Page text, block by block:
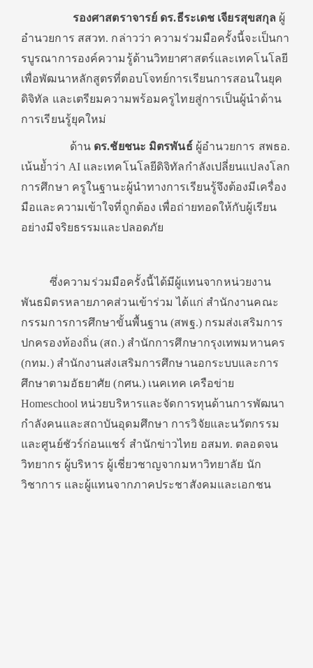
รองศาสตราจารย์ ดร.ธีระเดช เจียรสุขสกุล ผู้
อำนวยการ สสวท. กล่าวว่า ความร่วมมือครั้งนี้จะเป็นกา
รบูรณาการองค์ความรู้ด้านวิทยาศาสตร์และเทคโนโลยี
เพื่อพัฒนาหลักสูตรที่ตอบโจทย์การเรียนการสอนในยุค
ดิจิทัล และเตรียมความพร้อมครูไทยสู่การเป็นผู้นำด้าน
การเรียนรู้ยุคใหม่
ด้าน ดร.ชัยชนะ มิตรพันธ์ ผู้อำนวยการ สพธอ.
เน้นย้ำว่า AI และเทคโนโลยีดิจิทัลกำลังเปลี่ยนแปลงโลก
การศึกษา ครูในฐานะผู้นำทางการเรียนรู้จึงต้องมีเครื่อง
มือและความเข้าใจที่ถูกต้อง เพื่อถ่ายทอดให้กับผู้เรียน
อย่างมีจริยธรรมและปลอดภัย
ซึ่งความร่วมมือครั้งนี้ได้มีผู้แทนจากหน่วยงาน
พันธมิตรหลายภาคส่วนเข้าร่วม ได้แก่ สำนักงานคณะ
กรรมการการศึกษาขั้นพื้นฐาน (สพฐ.) กรมส่งเสริมการ
ปกครองท้องถิ่น (สถ.) สำนักการศึกษากรุงเทพมหานคร
(กทม.) สำนักงานส่งเสริมการศึกษานอกระบบและการ
ศึกษาตามอัธยาศัย (กศน.) เนคเทค เครือข่าย
Homeschool หน่วยบริหารและจัดการทุนด้านการพัฒนา
กำลังคนและสถาบันอุดมศึกษา การวิจัยและนวัตกรรม
และศูนย์ชัวร์ก่อนแชร์ สำนักข่าวไทย อสมท. ตลอดจน
วิทยากร ผู้บริหาร ผู้เชี่ยวชาญจากมหาวิทยาลัย นัก
วิชาการ และผู้แทนจากภาคประชาสังคมและเอกชน